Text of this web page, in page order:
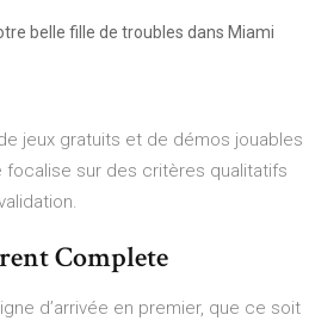
belle fille de troubles dans Miami
jeux gratuits et de démos jouables
sur des critères qualitatifs
Complete
d’arrivée en premier, que ce soit